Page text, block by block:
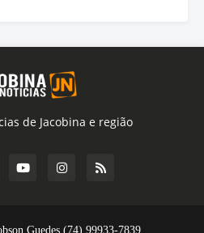
de Jacobina e região
Guedes (74) 99933-7839